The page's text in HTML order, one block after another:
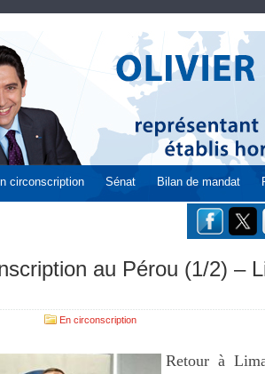
circonscription Sénat Bilan de mandat
au Pérou (1/2) –
En circonscription
Retour à